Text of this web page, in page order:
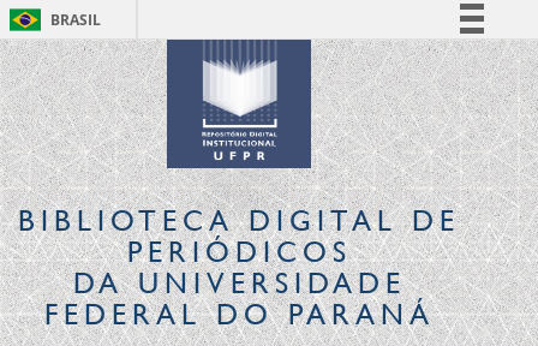
BRASIL
Simplifique!
Comunica BR
Participe
Acesso à informação
Legislação
Canais
BIBLIOTECA DIGITALDE
PERIÓDICOS
DA UNIVERSIDADE
FEDERAL DO PARANÁ